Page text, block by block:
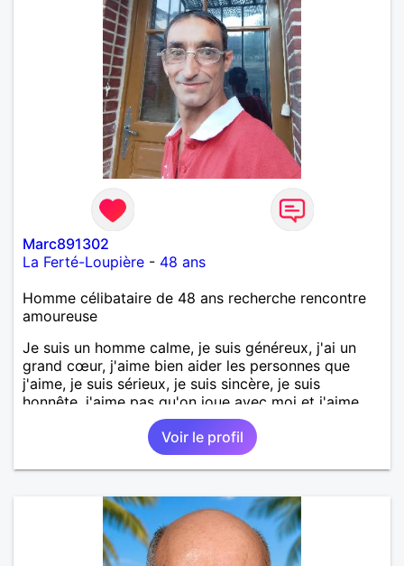
Marc891302
La Ferté-Loupière - 48 ans
Homme célibataire de 48 ans recherche rencontre
amoureuse
Je suis un homme calme, je suis généreux, j'ai un
grand cœur, j'aime bien aider les personnes que
j'aime, je suis sérieux, je suis sincère, je suis
honnête, j'aime pas qu'on joue avec moi et j'aime
pas les mensonges. Je cherche une relation
amoureuse et sérieuse.Voir le profil